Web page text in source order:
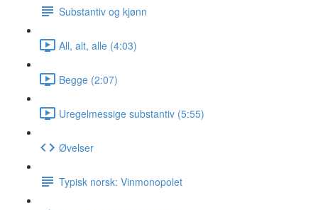
Substantiv og kjønn
All, alt, alle (4:03)
Begge (2:07)
Uregelmessige substantiv (5:55)
Øvelser
Typisk norsk: Vinmonopolet